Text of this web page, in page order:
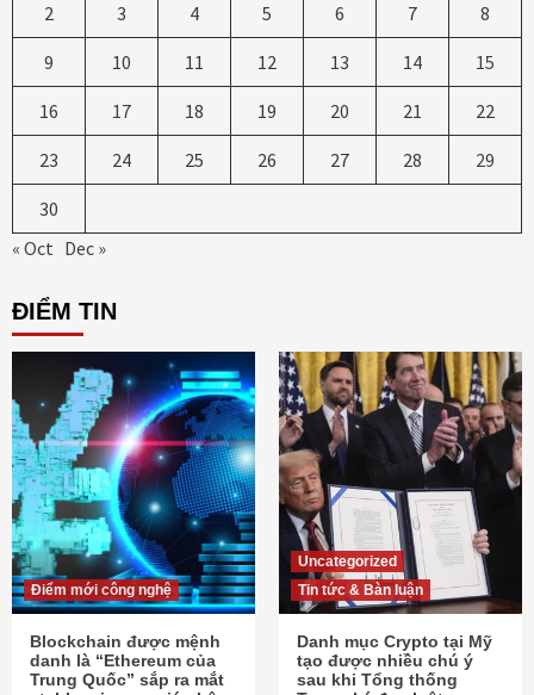
2 3 4 5 6 7 8
9 10 11 12 13 14 15
16 17 18 19 20 21 22
23 24 25 26 27 28 29
30
« Oct Dec »
ĐIỂM TIN
Điểm mới công nghệ
Blockchain được mệnh
danh là “Ethereum của
Trung Quốc” sắp ra mắt
Uncategorized
Tin tức & Bàn luận
Danh mục Crypto tại Mỹ
tạo được nhiều chú ý
sau khi Tổng thống